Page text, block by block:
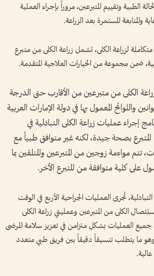
الطبية وتقييم المتبرعين، مروراً بإجراء العملية
والمتابعة المستمرة بعد الزراعة.
لزراعة الكلى، تشمل زراعة الكلى من متبرع
ضمن مجموعة من الخيارات العلاجية المتقدمة.
الكلى من متبرعين من الأقارب حتى الدرجة
واللوائح المعمول بها في دولة الإمارات العربية
إجراء عمليات زراعة الكلى التبادلية في
المتبرع بصحة جيدة، لكنه غير متوافق طبياً مع
تتم مواءمة زوجين من المتبرعين والمتلقين بما
كلية متوافقة من المتبرع الآخر.
تُجرى العمليات الجراحية الأربع في الوقت
الكلى من المتبرعين وعمليتي زراعة الكلى
العمليات بشكل متزامن في تعزيز سلامة المرضى
وهو ما يتطلب تنسيقاً دقيقاً بين فريق طبي متعدد